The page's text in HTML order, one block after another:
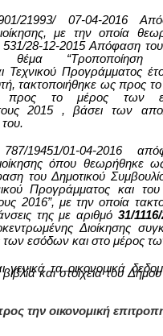
21993/ 07-04-2016
με την οποία
531/28-12-2015 Απόφαση του
“Τροποποίηση
Τεχνικού Προγράμματος
τακτοποιήθηκε ως προς
προς το μέρος των
2015 , βάσει των
19451/01-04-2016
όπου θεωρήθηκε
του Δημοτικού
Προγράμματος και του
2016”, με την οποία
της με αριθμό 31/
Διοίκησης
των εσόδων και στο μέρος
γενικά τα οικονομικά
και στοιχεία τουΔήμου
την οικονομική